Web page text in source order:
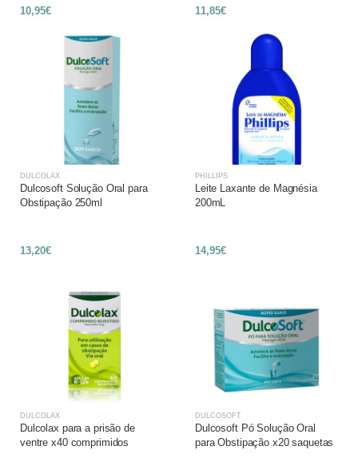
10,95€ 11,85€
DULCOLAX
Dulcosoft Solução Oral para
Obstipação 250ml
13,20€
PHILLIPS
Leite Laxante de Magnésia
200mL
14,95€
DULCOLAX
Dulcolax para a prisão de
ventre x40 comprimidos
DULCOSOFT
Dulcosoft Pó Solução Oral
para Obstipação x20 saquetas